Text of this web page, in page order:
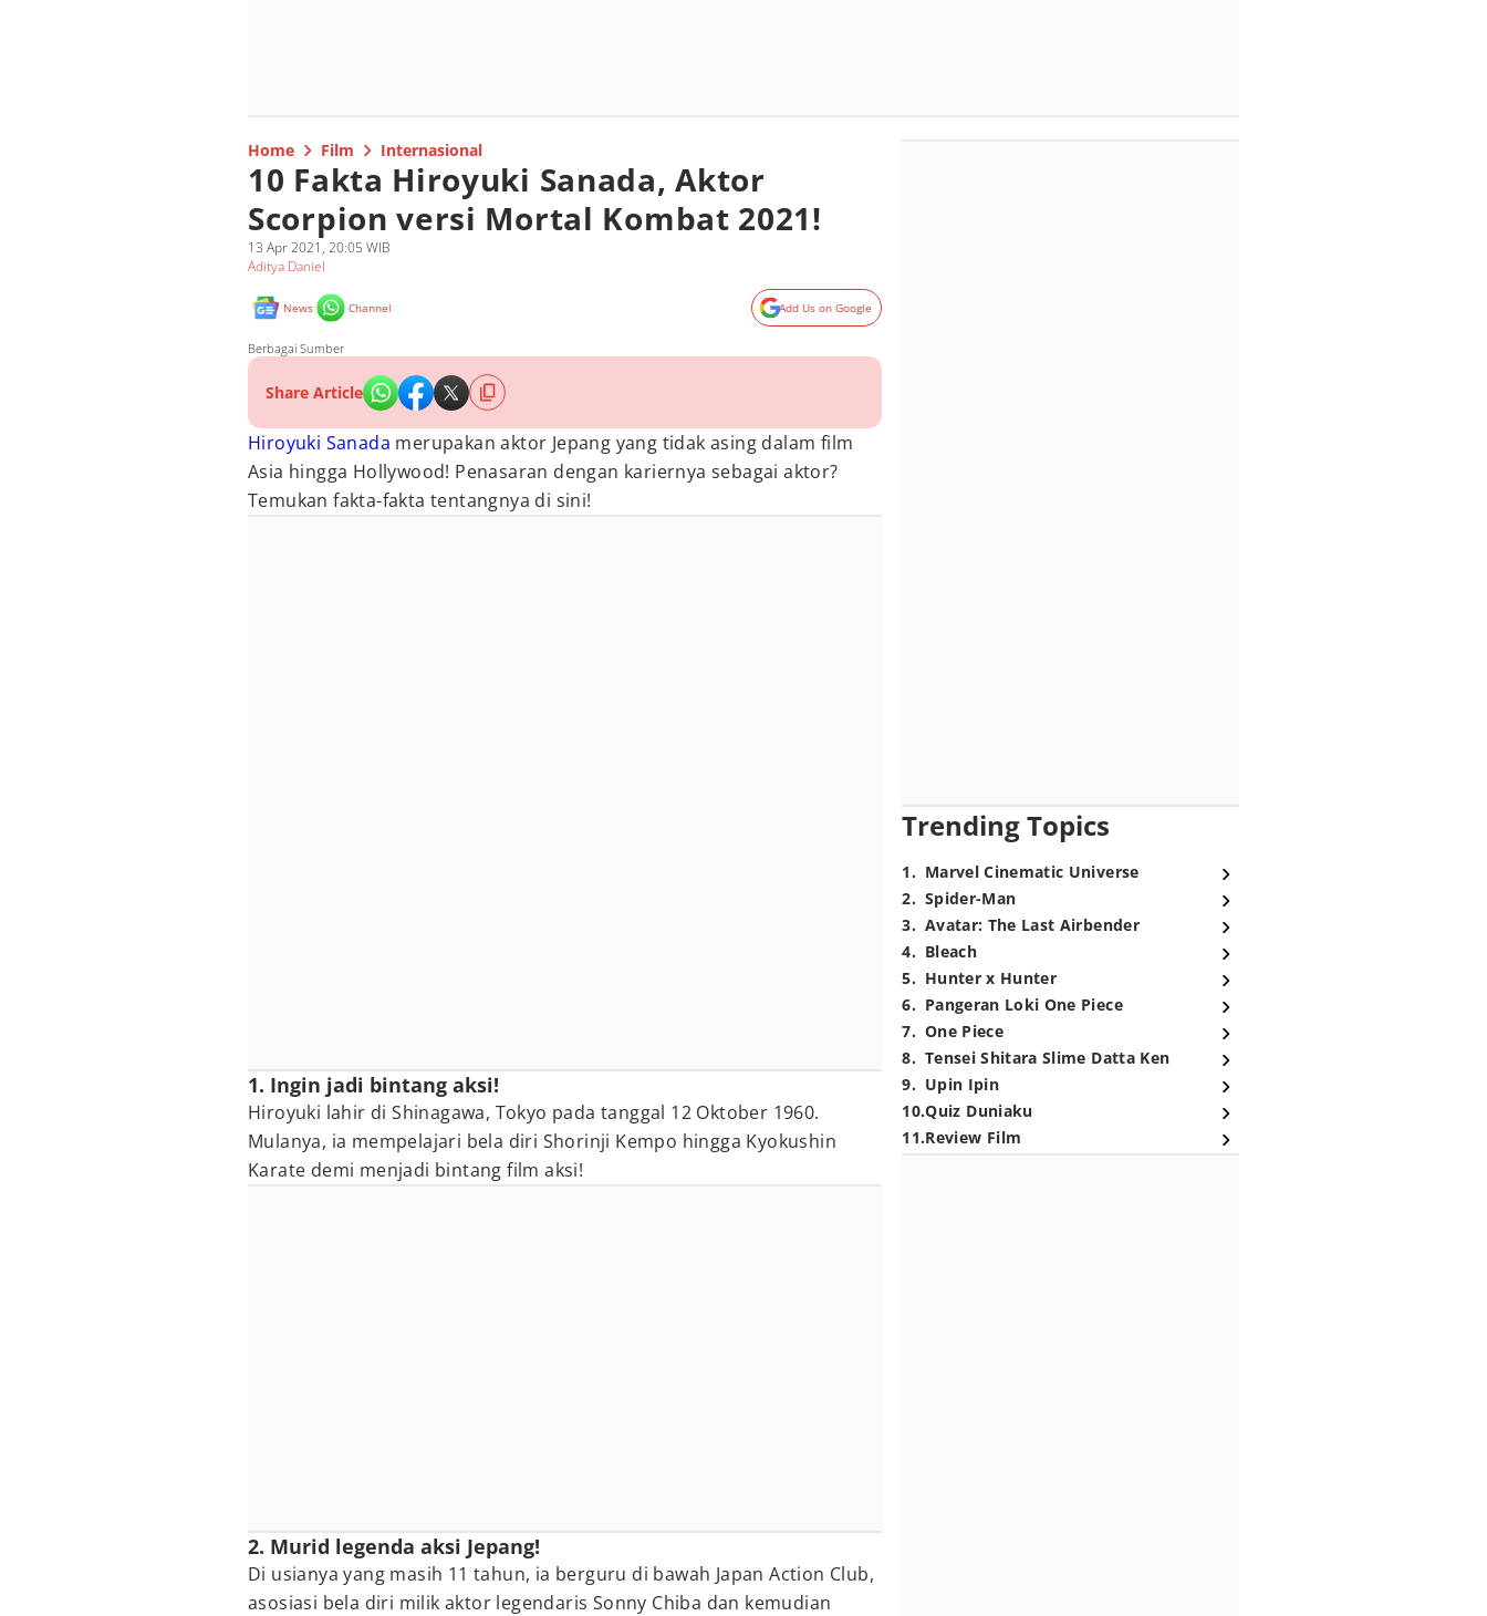
Home Film Internasional
10 Fakta Hiroyuki Sanada, Aktor
Scorpion versi Mortal Kombat 2021!
13 Apr 2021, 20:05 WIB
Aditya Daniel
News Channel Add Us on Google
Berbagai Sumber
Share Article
Hiroyuki Sanada merupakan aktor Jepang yang tidak asing dalam film
Asia hingga Hollywood! Penasaran dengan kariernya sebagai aktor?
Temukan fakta-fakta tentangnya di sini!
1. Ingin jadi bintang aksi!
Hiroyuki lahir di Shinagawa, Tokyo pada tanggal 12 Oktober 1960.
Mulanya, ia mempelajari bela diri Shorinji Kempo hingga Kyokushin
Karate demi menjadi bintang film aksi!
2. Murid legenda aksi Jepang!
Di usianya yang masih 11 tahun, ia berguru di bawah Japan Action Club,
asosiasi bela diri milik aktor legendaris Sonny Chiba dan kemudian
Trending Topics
1. Marvel Cinematic Universe
2. Spider-Man
3. Avatar: The Last Airbender
4. Bleach
5. Hunter x Hunter
6. Pangeran Loki One Piece
7. One Piece
8. Tensei Shitara Slime Datta Ken
9. Upin Ipin
10.Quiz Duniaku
11.Review Film